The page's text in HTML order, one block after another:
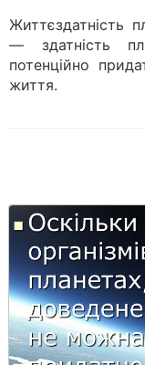
Життєздатність
— здатність
потенційно
життя.